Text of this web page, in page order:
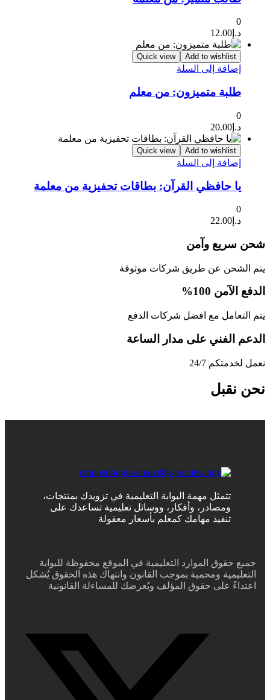
0
د.إ 12.00
Add to wishlist
Quick view
إضافة إلى السلة
طلبة متميزون: من معلم
0
د.إ 20.00
Add to wishlist
Quick view
إضافة إلى السلة
يا حافظي القرآن: بطاقات تحفيزية من معلمة
0
د.إ 22.00
شحن سريع وآمن
يتم الشحن عن طريق شركات موثوقة
الدفع الآمن 100%
يتم التعامل مع افضل شركات الدفع
الدعم الفني على مدار الساعة
نعمل لخدمتكم 24/7
نحن نقبل
تتمثل مهمة البوابة التعليمية في تزويدك بمنتجات،
ومصادر، وأفكار، ووسائل تعليمية تساعدك على
تنفيذ مهامك كمعلم بأسعار معقولة
جميع حقوق الموارد التعليمية في الموقع محفوظة للبوابة
التعليمية ومحمية بموجب القانون وانتهاك هذه الحقوق يُشكل
اعتداءً على حقوق المؤلف ويُعرضك للمساءلة القانونية